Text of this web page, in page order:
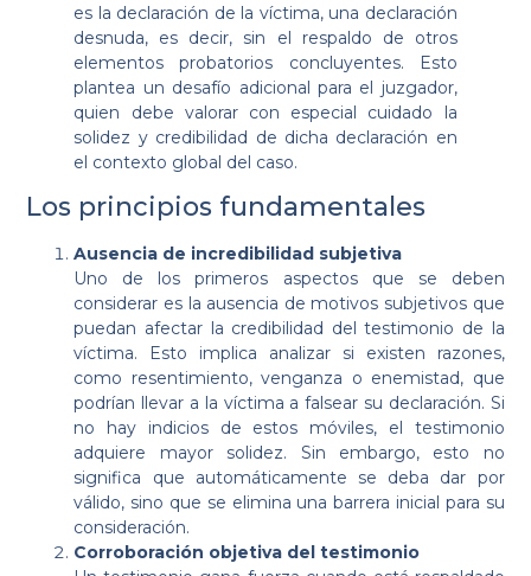
es la declaración de la víctima, una declaración
desnuda, es decir, sin el respaldo de otros
elementos probatorios concluyentes. Esto
plantea un desafío adicional para el juzgador,
quien debe valorar con especial cuidado la
solidez y credibilidad de dicha declaración en
el contexto global del caso.
Los principios fundamentales
Ausencia de incredibilidad subjetiva
Uno de los primeros aspectos que se deben
considerar es la ausencia de motivos subjetivos que
puedan afectar la credibilidad del testimonio de la
víctima. Esto implica analizar si existen razones,
como resentimiento, venganza o enemistad, que
podrían llevar a la víctima a falsear su declaración. Si
no hay indicios de estos móviles, el testimonio
adquiere mayor solidez. Sin embargo, esto no
significa que automáticamente se deba dar por
válido, sino que se elimina una barrera inicial para su
consideración.
Corroboración objetiva del testimonio